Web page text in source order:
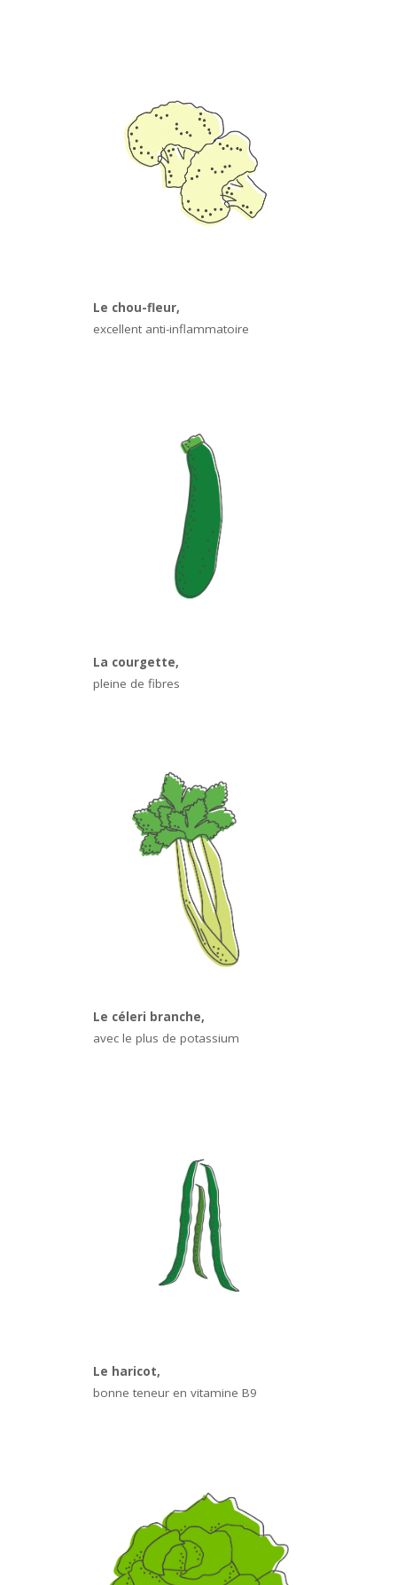
Le chou-fleur,
excellent anti-inflammatoire
La courgette,
pleine de fibres
Le céleri branche,
avec le plus de potassium
Le haricot,
bonne teneur en vitamine B9